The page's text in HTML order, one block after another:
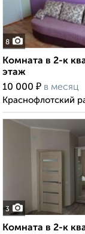
8
Комната в 2-к
этаж
10 000 ₽ в месяц
Краснофлотский
3
Комната в 2-к